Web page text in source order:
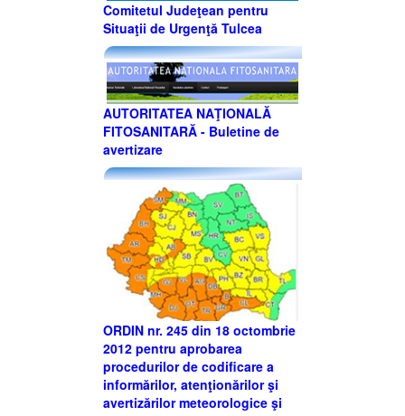
Comitetul Judeţean pentru
Situaţii de Urgenţă Tulcea
AUTORITATEA NAŢIONALĂ
FITOSANITARĂ - Buletine de
avertizare
ORDIN nr. 245 din 18 octombrie
2012 pentru aprobarea
procedurilor de codificare a
informărilor, atenţionărilor şi
avertizărilor meteorologice şi